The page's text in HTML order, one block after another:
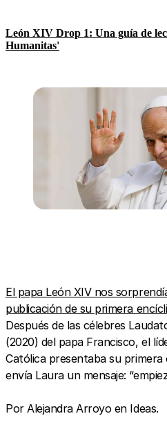
León XIV Drop 1: Una guía de
Humanitas'
El papa León XIV nos
publicación de su primera
Después de las célebres
(2020) del papa Francisco, el
Católica presentaba su
envía Laura un mensaje:
Por Alejandra Arroyo en Ideas.